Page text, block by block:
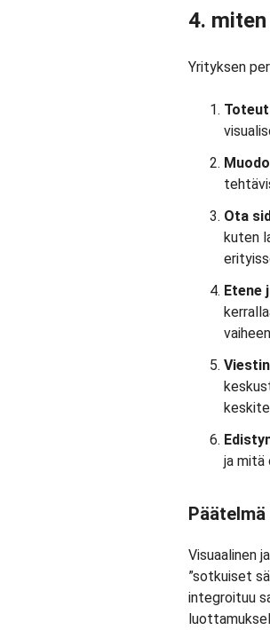
4.
Yrityksen
Ota
kuten
Etene
ja mitä
Päätelmä
Visuaalinen
”sotkuiset
integroituu